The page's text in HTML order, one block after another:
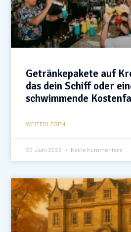
Getränkepakete auf
das dein Schiff oder
schwimmende
WEITERLESEN...
20. Juni 2026 Keine Kommentare